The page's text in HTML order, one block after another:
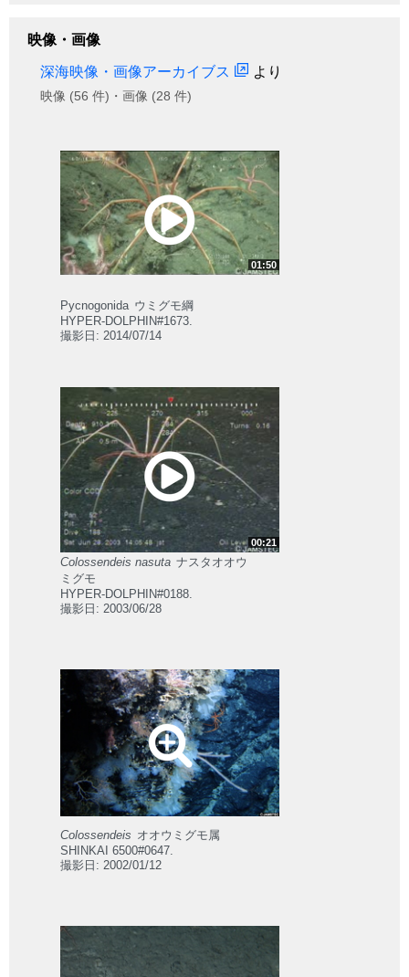
映像・画像
深海映像・画像アーカイブス より
映像 (56 件)・画像 (28 件)
01:50
Pycnogonida ウミグモ綱
HYPER-DOLPHIN#1673.
撮影日: 2014/07/14
00:21
Colossendeis nasuta ナスタオオウ
ミグモ
HYPER-DOLPHIN#0188.
撮影日: 2003/06/28
Colossendeis オオウミグモ属
SHINKAI 6500#0647.
撮影日: 2002/01/12